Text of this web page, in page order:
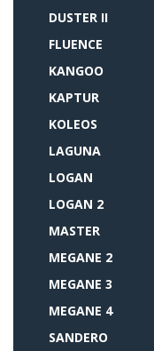
DUSTER II
FLUENCE
KANGOO
KAPTUR
KOLEOS
LAGUNA
LOGAN
LOGAN 2
MASTER
MEGANE 2
MEGANE 3
MEGANE 4
SANDERO